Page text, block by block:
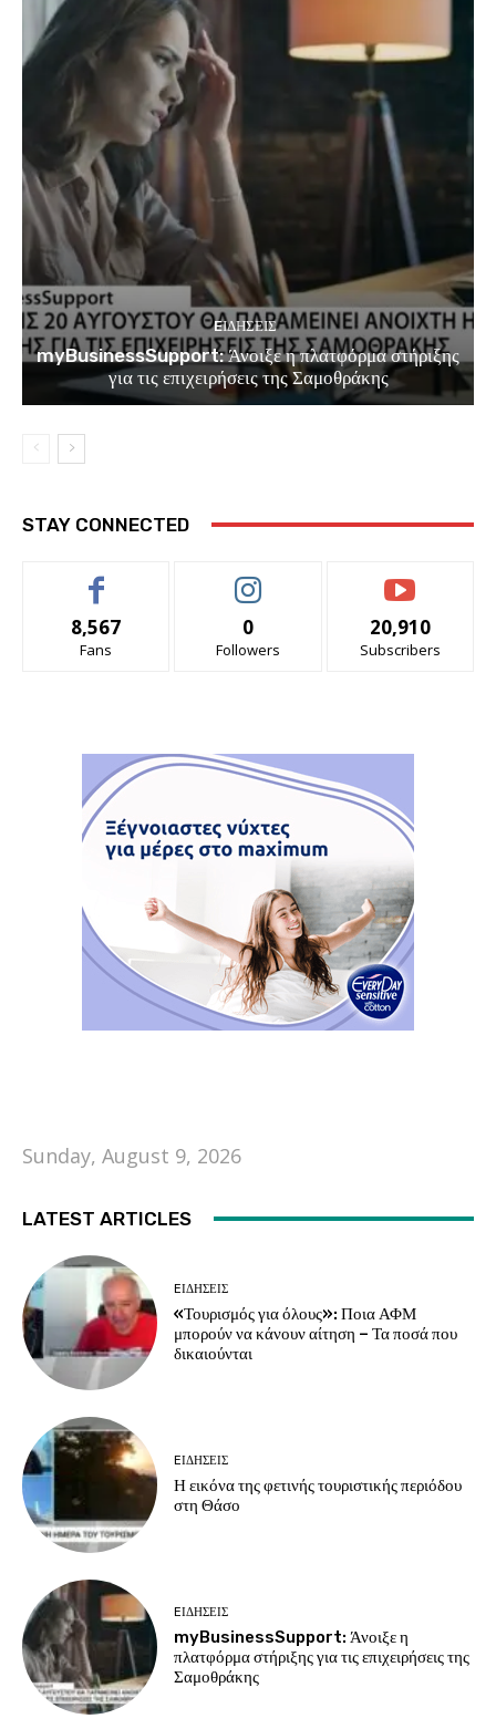
EΙΔΗΣΕΙΣ
myBusinessSupport: Άνοιξε η πλατφόρμα στήριξης
για τις επιχειρήσεις της Σαμοθράκης
STAY CONNECTED
8,567
Fans
0
Followers
20,910
Subscribers
Sunday, August 9, 2026
LATEST ARTICLES
EΙΔΗΣΕΙΣ
«Τουρισμός για όλους»: Ποια ΑΦΜ
μπορούν να κάνουν αίτηση – Τα ποσά που
δικαιούνται
EΙΔΗΣΕΙΣ
Η εικόνα της φετινής τουριστικής περιόδου
στη Θάσο
EΙΔΗΣΕΙΣ
myBusinessSupport: Άνοιξε η
πλατφόρμα στήριξης για τις επιχειρήσεις της
Σαμοθράκης